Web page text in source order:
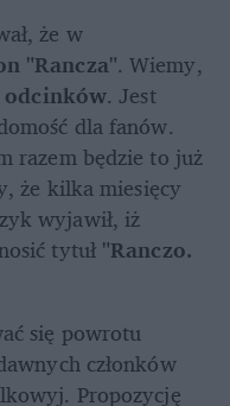
że w
"Rancza". Wiemy,
odcinków. Jest
dla fanów.
razem będzie to już
że kilka miesięcy
wyjawił, iż
tytuł "Ranczo.
się powrotu
członków
Propozycję